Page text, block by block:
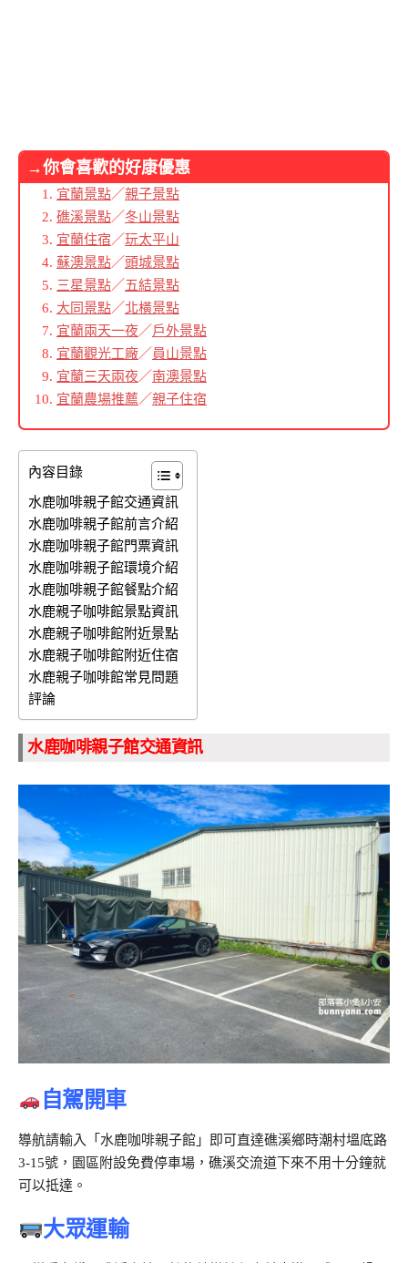
→你會喜歡的好康優惠
宜蘭景點／親子景點
礁溪景點／冬山景點
宜蘭住宿／玩太平山
蘇澳景點／頭城景點
三星景點／五結景點
大同景點／北橫景點
宜蘭兩天一夜／ 戶外景點
宜蘭觀光工廠／ 員山景點
宜蘭三天兩夜／南澳景點
宜蘭農場推薦／親子住宿
內容目錄
水鹿咖啡親子館交通資訊
水鹿咖啡親子館前言介紹
水鹿咖啡親子館門票資訊
水鹿咖啡親子館環境介紹
水鹿咖啡親子館餐點介紹
水鹿親子咖啡館景點資訊
水鹿親子咖啡館附近景點
水鹿親子咖啡館附近住宿
水鹿親子咖啡館常見問題
評論
水鹿咖啡親子館交通資訊
自駕開車
導航請輸入「水鹿咖啡親子館」即可直達礁溪鄉時潮村塭底路
3‑15號， 園區附設免費停車場，礁溪交流道下來不用十分鐘就
可以抵達。
大眾運輸